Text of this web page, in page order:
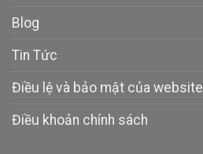
Blog
Tin Tức
Điều lệ và bảo mật của website
Điều khoản chính sách